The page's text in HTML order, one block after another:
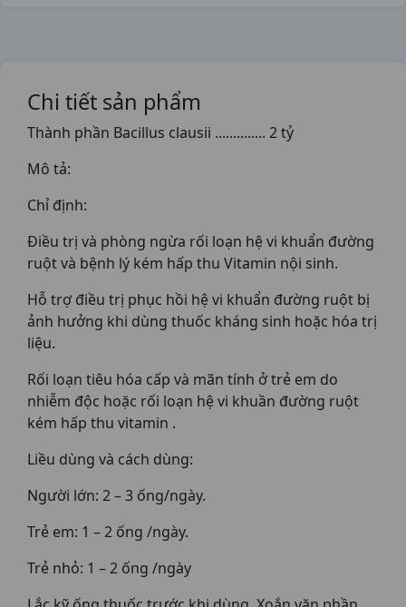
Chi tiết sản phẩm
Thành phần Bacillus clausii .............. 2 tỷ
Mô tả:
Chỉ định:
Điều trị và phòng ngừa rối loạn hệ vi khuẩn đường
ruột và bệnh lý kém hấp thu Vitamin nội sinh.
Hỗ trợ điều trị phục hồi hệ vi khuẩn đường ruột bị
ảnh hưởng khi dùng thuốc kháng sinh hoặc hóa trị
liệu.
Rối loạn tiêu hóa cấp và mãn tính ở trẻ em do
nhiễm độc hoặc rối loạn hệ vi khuần đường ruột
kém hấp thu vitamin .
Liều dùng và cách dùng:
Người lớn: 2 – 3 ống/ngày.
Trẻ em: 1 – 2 ống /ngày.
Trẻ nhỏ: 1 – 2 ống /ngày